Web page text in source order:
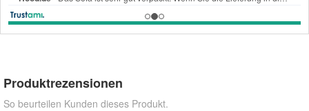
Produktrezensionen
So beurteilen Kunden dieses Produkt.